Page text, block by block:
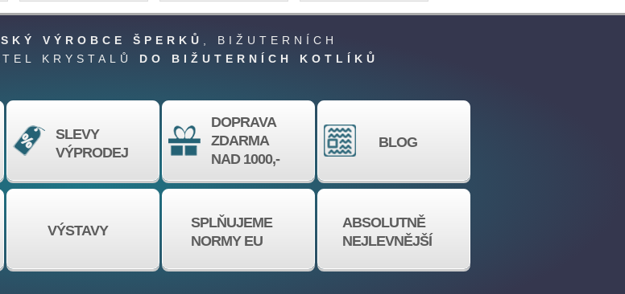
VÝROBCE ŠPERKŮ
, BIŽUTERNÍCH
KRYSTALŮ DO BIŽUTERNÍCH KOTLÍKŮ
SLEVY
VÝPRODEJ
DOPRAVA
ZDARMA
NAD 1000,-
BLOG
VÝSTAVY
SPLŇUJEME
NORMY EU
ABSOLUTNĚ
NEJLEVNĚJŠÍ